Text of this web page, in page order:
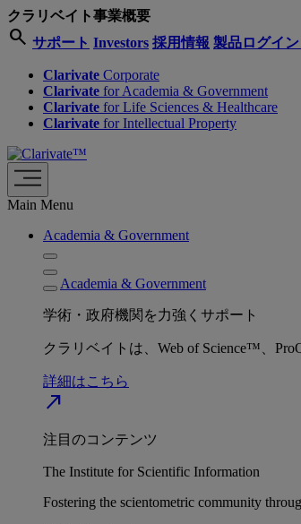
クラリベイト事業概要
search サポート Investors 採用情報 製品ログイン
Clarivate Corporate
Clarivate for Academia & Government
Clarivate for Life Sciences & Healthcare
Clarivate for Intellectual Property
Main Menu
Academia & Government
Academia & Government
学術・政府機関を力強くサポート
クラリベイトは、Web of Science™、
詳細はこちら
north_east
注目のコンテンツ
The Institute for Scientific Information
Fostering the scientometric community